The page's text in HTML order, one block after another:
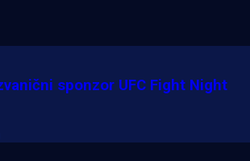
sponzor UFC Fight Night